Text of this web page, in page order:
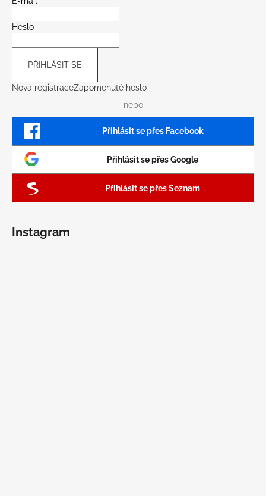
Heslo
PŘIHLÁSIT SE
Nová registraceZapomenuté heslo
nebo
Přihlásit se přes Facebook
Přihlásit se přes Google
Přihlásit se přes Seznam
Instagram